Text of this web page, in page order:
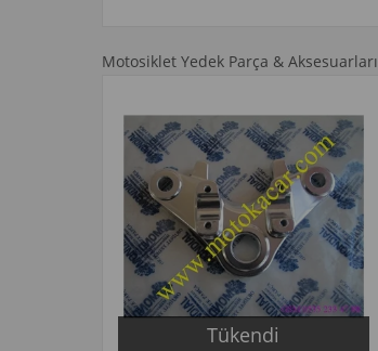
Motosiklet Yedek Parça & Aksesuarları
Tükendi